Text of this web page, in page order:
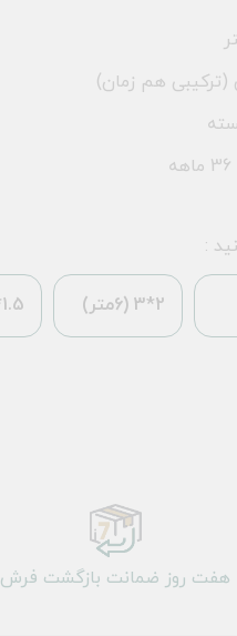
(ترکیبی هم زمان)
:
2*3 (6متر) 1.5*2.25
هفت روز ضمانت بازگشت فرش